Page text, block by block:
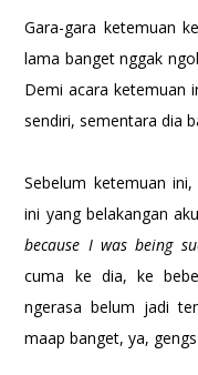
Gara-gara ketemuan
lama banget nggak
Demi acara ketemuan
sendiri, sementara dia
Sebelum ketemuan
ini yang belakangan
because I was being
cuma ke dia, ke
ngerasa belum jadi
maap banget, ya,